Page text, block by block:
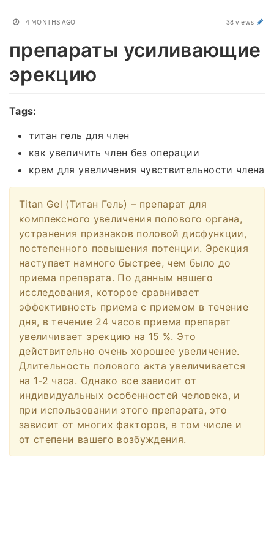
4 MONTHS AGO 38 views
препараты усиливающие
эрекцию
Tags:
титан гель для член
как увеличить член без операции
крем для увеличения чувствительности члена
Titan Gel (Титан Гель) – препарат для
комплексного увеличения полового органа,
устранения признаков половой дисфункции,
постепенного повышения потенции. Эрекция
наступает намного быстрее, чем было до
приема препарата. По данным нашего
исследования, которое сравнивает
эффективность приема с приемом в течение
дня, в течение 24 часов приема препарат
увеличивает эрекцию на 15 %. Это
действительно очень хорошее увеличение.
Длительность полового акта увеличивается
на 1-2 часа. Однако все зависит от
индивидуальных особенностей человека, и
при использовании этого препарата, это
зависит от многих факторов, в том числе и
от степени вашего возбуждения.